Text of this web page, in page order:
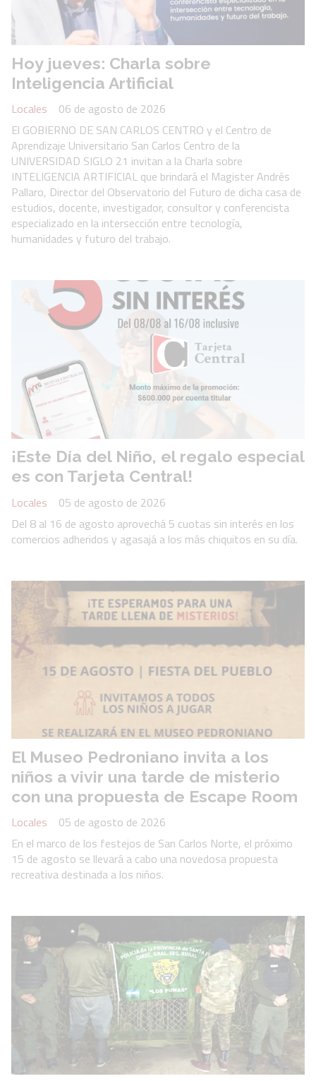
Hoy jueves: Charla sobre
Inteligencia Artificial
Locales
06 de agosto de 2026
El GOBIERNO DE SAN CARLOS CENTRO y el Centro de
Aprendizaje Universitario San Carlos Centro de la
UNIVERSIDAD SIGLO 21 invitan a la Charla sobre
INTELIGENCIA ARTIFICIAL que brindará el Magister Andrés
Pallaro, Director del Observatorio del Futuro de dicha casa de
estudios, docente, investigador, consultor y conferencista
especializado en la intersección entre tecnología,
humanidades y futuro del trabajo.
¡Este Día del Niño, el regalo especial
es con Tarjeta Central!
Locales
05 de agosto de 2026
Del 8 al 16 de agosto aprovechá 5 cuotas sin interés en los
comercios adheridos y agasajá a los más chiquitos en su día.
El Museo Pedroniano invita a los
niños a vivir una tarde de misterio
con una propuesta de Escape Room
Locales
05 de agosto de 2026
En el marco de los festejos de San Carlos Norte, el próximo
15 de agosto se llevará a cabo una novedosa propuesta
recreativa destinada a los niños.